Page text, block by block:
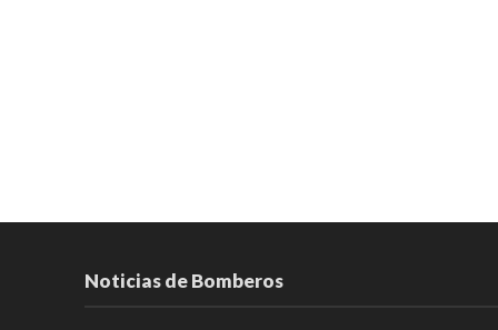
Noticias de Bomberos